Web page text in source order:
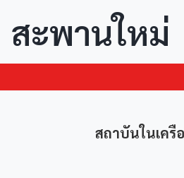
สะพานใหม่
สถาบันในเครือ